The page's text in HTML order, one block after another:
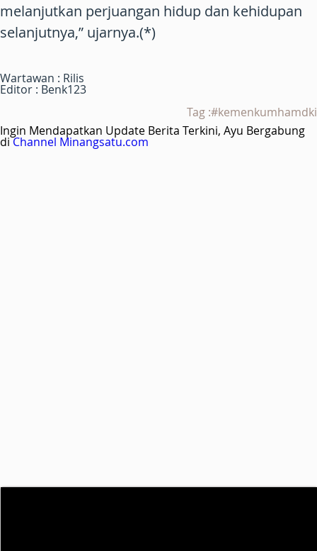
melanjutkan perjuangan hidup dan kehidupan
selanjutnya,” ujarnya.(*)
Wartawan : Rilis
Editor : Benk123
Tag :#kemenkumhamdki
Ingin Mendapatkan Update Berita Terkini, Ayu Bergabung
diChannel Minangsatu.com